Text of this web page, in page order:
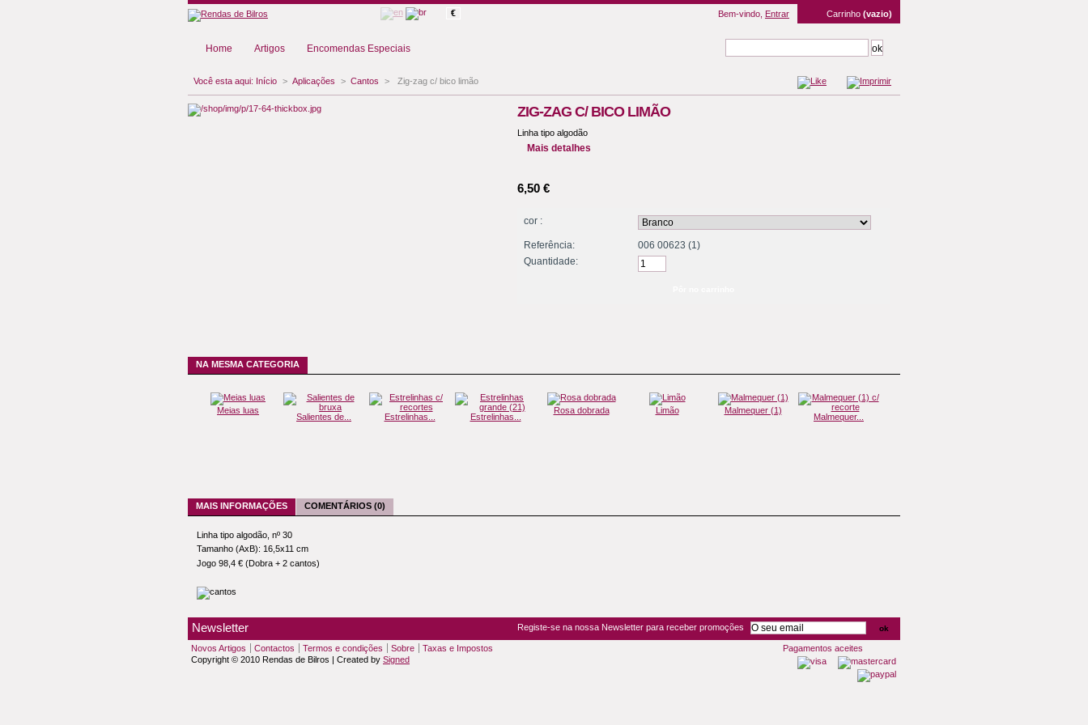
€ Carrinho (vazio)
Bem-vindo, Entrar
Home Artigos Encomendas Especiais
Você esta aqui: Início > Aplicações > Cantos > Zig-zag c/ bico limão
ZIG-ZAG C/ BICO LIMÃO
Linha tipo algodão
Mais detalhes
6,50 €
cor :
Referência:
006 00623 (1)
Quantidade:
NA MESMA CATEGORIA
Meias luas
Salientes de... Estrelinhas... Estrelinhas...
Rosa dobrada Limão Malmequer (1)
Malmequer...
MAIS INFORMAÇÕES COMENTÁRIOS (0)
Linha tipo algodão, nº 30
Tamanho (AxB): 16,5x11 cm
Jogo 98,4 € (Dobra + 2 cantos)
Newsletter Registe-se na nossa Newsletter para receber promoções
Novos Artigos Contactos Termos e condições Sobre
Taxas e Impostos
Copyright © 2010 Rendas de Bilros | Created by Signed
Pagamentos aceites